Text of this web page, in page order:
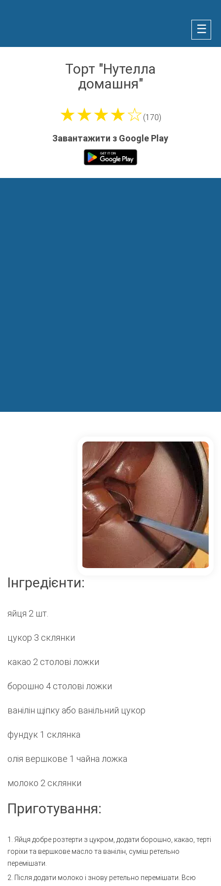
☰
Торт "Нутелла
домашня"
★★★★☆(170)
Завантажити з Google Play
Інгредієнти:
яйця 2 шт.
цукор 3 склянки
какао 2 столові ложки
борошно 4 столові ложки
ванілін щіпку або ванільний цукор
фундук 1 склянка
олія вершкове 1 чайна ложка
молоко 2 склянки
Приготування:
1. Яйця добре розтерти з цукром, додати борошно, какао, терті
горіхи та вершкове масло та ванілін, суміш ретельно
перемішати.
2. Після додати молоко і знову ретельно перемішати. Всю